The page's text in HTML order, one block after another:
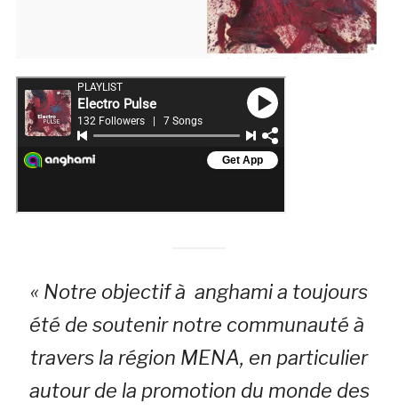
« Notre objectif à anghami a toujours
été de soutenir notre communauté à
travers la région MENA, en particulier
autour de la promotion du monde des